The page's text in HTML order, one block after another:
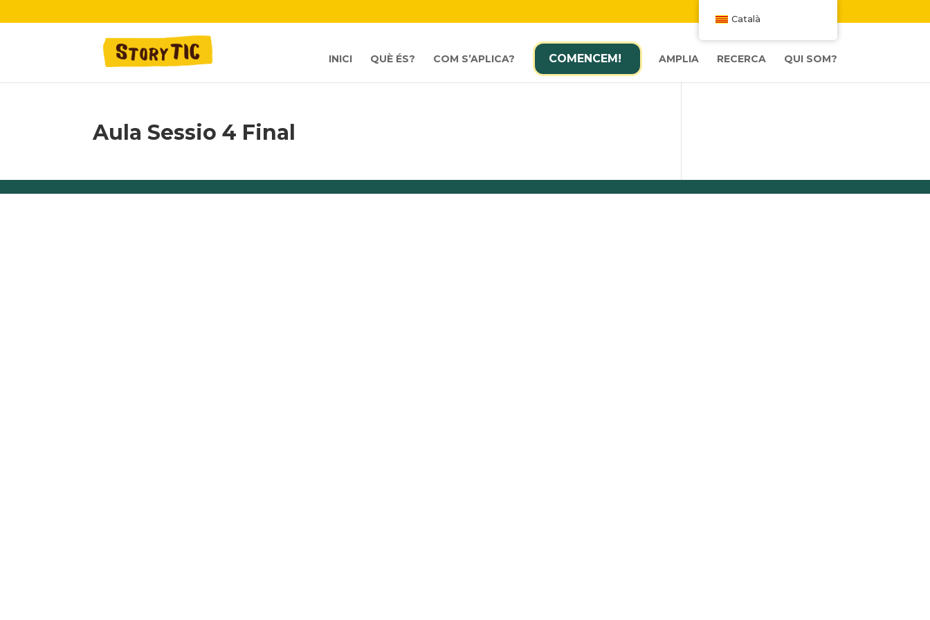
INICI QUÈ ÉS? COM S’APLICA? COMENCEM! AMPLIA RECERCA QUI SOM?
Aula Sessio 4 Final
Català